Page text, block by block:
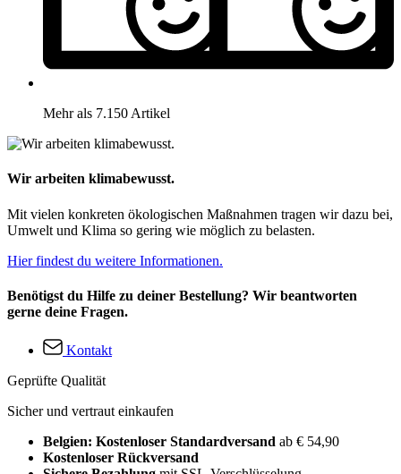
Mehr als 7.150 Artikel
Wir arbeiten klimabewusst.
Mit vielen konkreten ökologischen Maßnahmen tragen wir dazu bei,
Umwelt und Klima so gering wie möglich zu belasten.
Hier findest du weitere Informationen.
Benötigst du Hilfe zu deiner Bestellung? Wir beantworten
gerne deine Fragen.
Kontakt
Geprüfte Qualität
Sicher und vertraut einkaufen
Belgien: Kostenloser Standardversand ab € 54,90
Kostenloser Rückversand